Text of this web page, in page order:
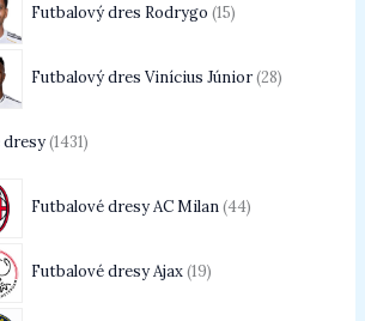
Futbalový dres Rodrygo 15
Futbalový dres Vinícius Júnior 28
dresy 1431
Futbalové dresy AC Milan 44
Futbalové dresy Ajax 19